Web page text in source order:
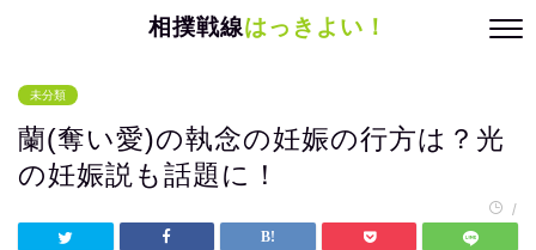
相撲戦線はっきよい！
未分類
蘭(奪い愛)の執念の妊娠の行方は？光
の妊娠説も話題に！
/